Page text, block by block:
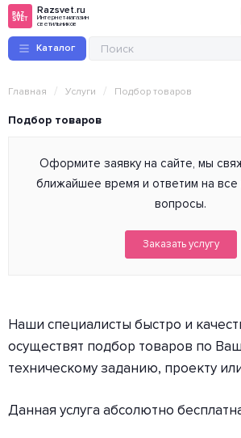
Razsvet.ru
Интернет-магазин
светильников
Каталог
Главная / Услуги / Подбор товаров
Подбор товаров
Оформите заявку на сайте, мы
ближайшее время и ответим на
вопросы.
Заказать услугу
Наши специалисты быстро и
осуществят подбор товаров по
техническому заданию, проекту
Данная услуга абсолютно